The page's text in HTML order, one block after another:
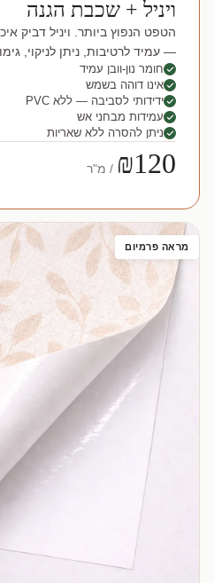
ויניל + שכבת הגנה
הטפט הנפוץ ביותר. ויניל דביק
— עמיד לרטיבות, ניתן לניקוי,
חומר נון-וובן עמיד
אינו דוהה בשמש
ידידותי לסביבה — ללא PVC
עמידות מבחני אש
ניתן להסרה ללא שאריות
₪120 / מ"ר
מראה פרמיום